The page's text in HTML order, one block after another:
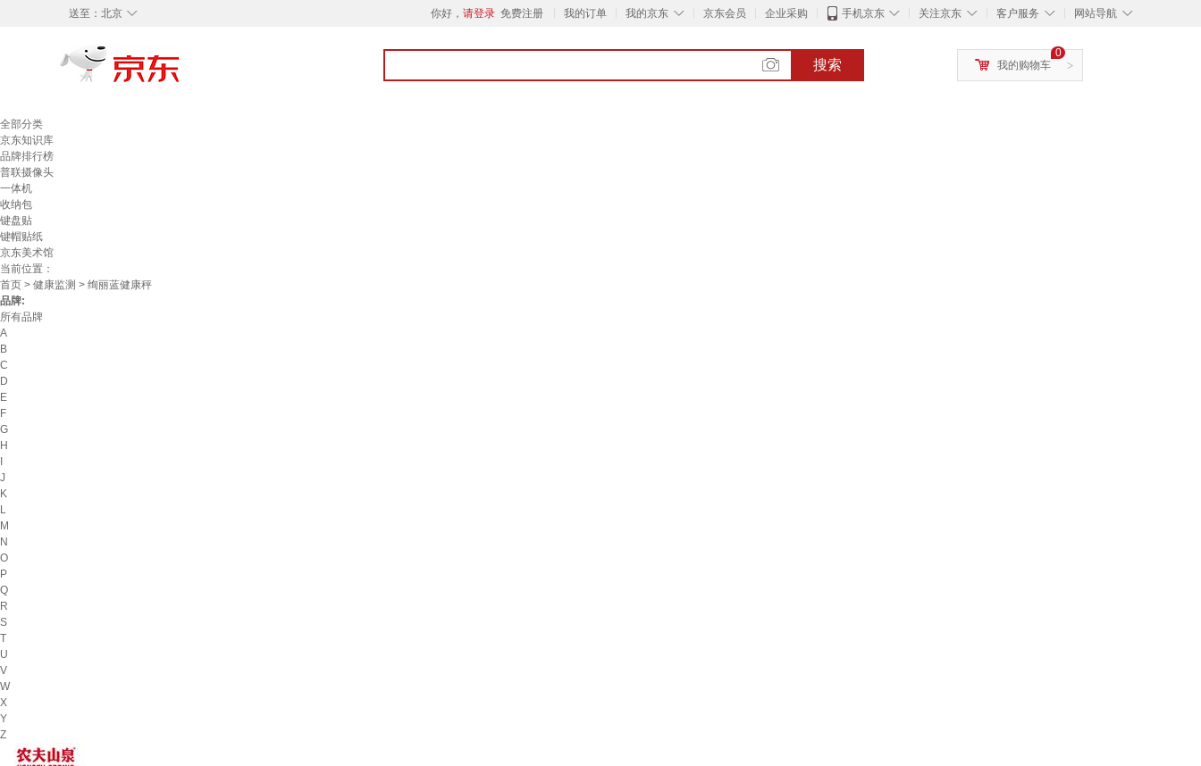
◇
送至： 北京 你好， 请登录 免费注册 我的订单 ◇
我的京东 京东会员 企业采购 ◇
手机京东 ◇
关注京东 ◇
客户服务 ◇
网站导航
搜索 >
0
我的购物车
全部分类
京东知识库
品牌排行榜
普联摄像头
一体机
收纳包
键盘贴
键帽贴纸
京东美术馆
当前位置：
首页 > 健康监测 > 绚丽蓝健康秤
品牌:
所有品牌
A
B
C
D
E
F
G
H
J
K
L
M
N
O
P
Q
R
S
T
U
V
W
X
Y
Z